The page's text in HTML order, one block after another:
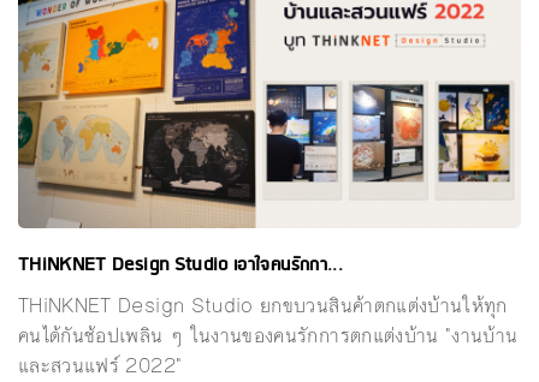
THiNKNET Design Studio เอาใจคนรักกา...
THiNKNET Design Studio ยกขบวนสินค้าตกแต่งบ้านให้ทุก
คนได้กันช้อปเพลิน ๆ ในงานของคนรักการตกแต่งบ้าน "งานบ้าน
และสวนแฟร์ 2022"